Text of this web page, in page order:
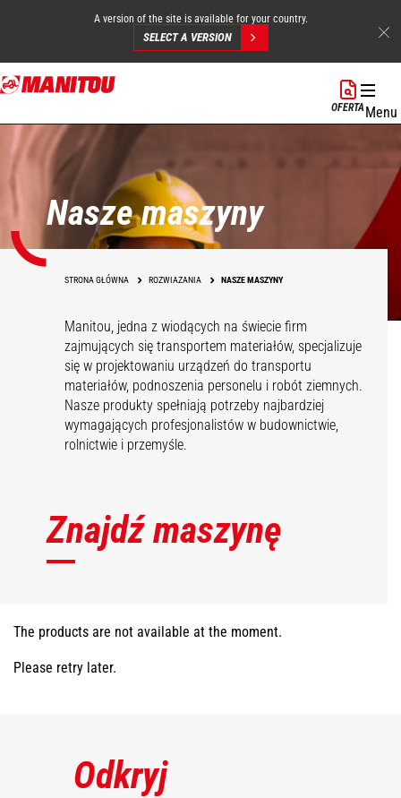
Przejdź
do
A version of the site is available for your country.
SELECT A VERSION
OFERTAMenu
Nasze maszyny
STRONA GŁÓWNA ROZWIAZANIA NASZE MASZYNY
Manitou, jedna z wiodących na świecie firm
zajmujących się transportem materiałów, specjalizuje
się w projektowaniu urządzeń do transportu
materiałów, podnoszenia personelu i robót ziemnych.
Nasze produkty spełniają potrzeby najbardziej
wymagających profesjonalistów w budownictwie,
rolnictwie i przemyśle.
Znajdź maszynę
The products are not available at the moment.
Please retry later.
Odkryj